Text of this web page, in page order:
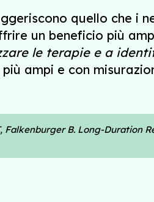
quello che i
un beneficio più
le terapie e a
ampi e con
Falkenburger B. Long-Duration